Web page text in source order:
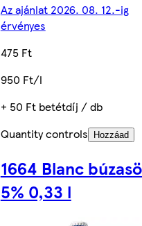
Az ajánlat 2026. 08. 12.-ig
érvényes
475 Ft
950 Ft/l
+ 50 Ft betétdíj / db
Quantity controls
Hozzáad
1664 Blanc
5% 0,33 l